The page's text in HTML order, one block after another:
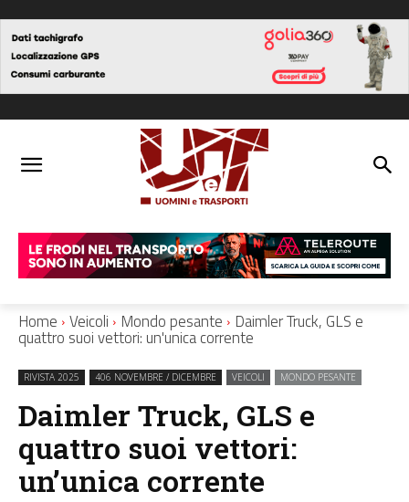
Home Veicoli Mondo pesante Daimler Truck, GLS e
quattro suoi vettori: un'unica corrente
RIVISTA 2025 406 NOVEMBRE / DICEMBRE VEICOLI MONDO PESANTE
Daimler Truck, GLS e
quattro suoi vettori:
un’unica corrente